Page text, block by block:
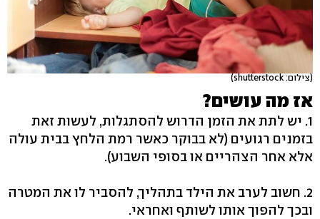
(צילום: shutterstock)
אז מה עושים?
1. יש לתת את הזמן הדרוש להסתגלות, לעשות זאת
בזמנים רגועים (לא בבוקר כאשר רמת הלחץ בבית עולה
אלא אחר הצהריים או בסופי השבוע).
2. חשוב לערב את הילד בתהליך, להסביר לו את המטרה
ובכך להפוך אותו לשותף ואחראי.